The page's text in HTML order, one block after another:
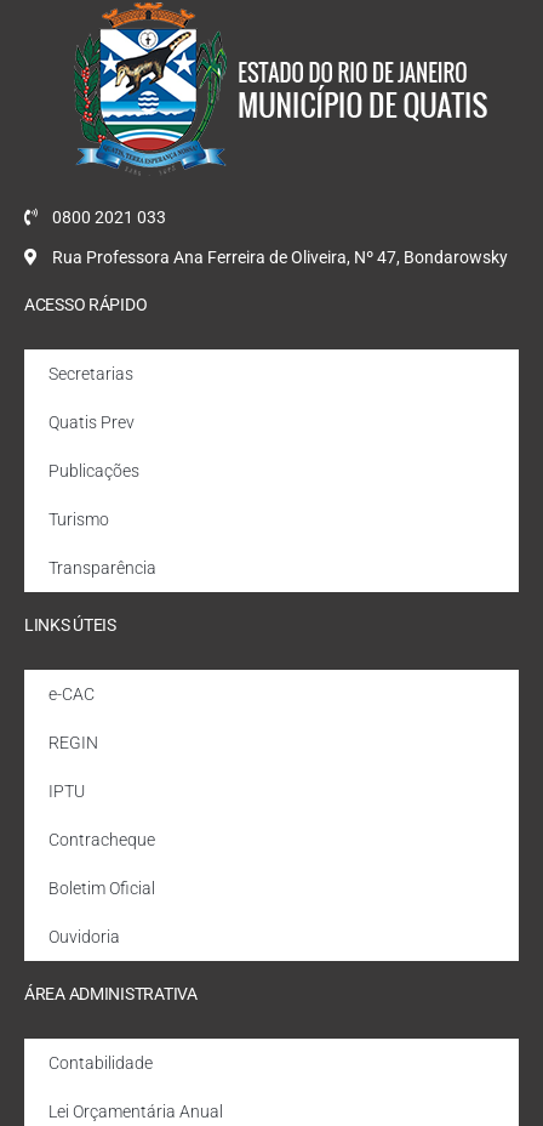
0800 2021 033
Rua Professora Ana Ferreira de Oliveira, Nº 47, Bondarowsky
ACESSO RÁPIDO
Secretarias
Quatis Prev
Publicações
Turismo
Transparência
LINKS ÚTEIS
e-CAC
REGIN
IPTU
Contracheque
Boletim Oficial
Ouvidoria
ÁREA ADMINISTRATIVA
Contabilidade
Lei Orçamentária Anual